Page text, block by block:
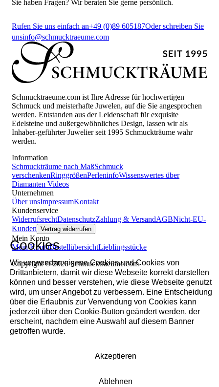
Sie haben Fragen? Wir beraten Sie gerne persönlich.
Rufen Sie uns einfach an+49 (0)89 605187Oder schreiben Sie
unsinfo@schmucktraeume.com
Schmucktraeume.com ist Ihre Adresse für hochwertigen
Schmuck und meisterhafte Juwelen, auf die Sie angesprochen
werden. Entstanden aus der Leidenschaft für exquisite
Edelsteine und außergewöhnliches Design, lassen wir als
Inhaber-geführter Juwelier seit 1995 Schmuckträume wahr
werden.
Information
Schmuckträume nach MaßSchmuck
verschenkenRinggrößenPerleninfoWissenswertes über
Diamanten Videos
Unternehmen
Über unsImpressumKontakt
Kundenservice
WiderrufsrechtDatenschutzZahlung & VersandAGBNicht-EU-
Kunden Vertrag widerrufen
Mein Konto
Mein KontoBestellübersichtLieblingsstücke
Copyright © 2026 Schmucktraeume.com
Cookies
Wir verwenden eigene Cookies und Cookies von
Drittanbietern, damit wir diese Webseite korrekt darstellen
können und besser verstehen, wie diese Webseite genutzt
wird, um unser Angebot zu verbessern. Eine Entscheidung
über die Erlaubnis zur Verwendung von Cookies kann
jederzeit über den Cookie-Button geändert werden, der
erscheint, nachdem eine Auswahl auf diesem Banner
getroffen wurde.
Akzeptieren
Ablehnen